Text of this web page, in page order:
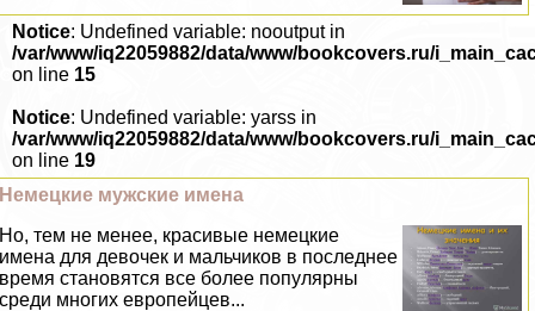
Notice: Undefined variable: nooutput in
/var/www/iq22059882/data/www/bookcovers.ru/
on line 15
Notice: Undefined variable: yarss in
/var/www/iq22059882/data/www/bookcovers.ru/
on line 19
Немецкие мужские имена
Но, тем не менее, красивые немецкие
имена для девочек и мальчиков в последнее
время становятся все более популярны
среди многих европейцев...